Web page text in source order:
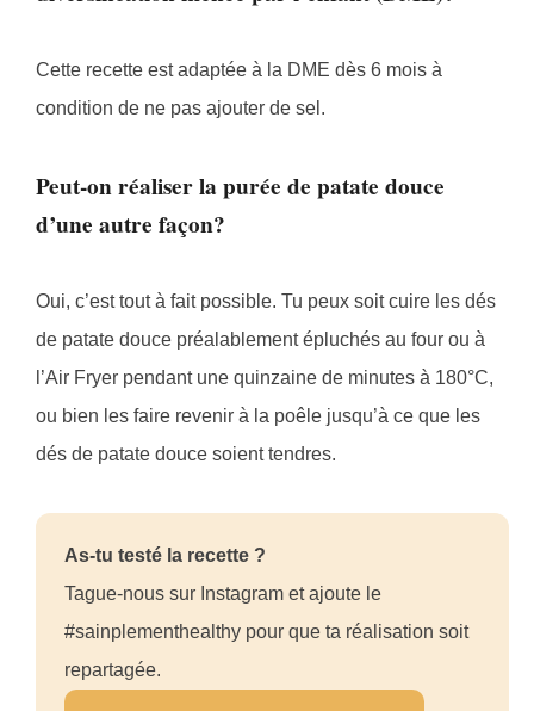
Cette recette est adaptée à la DME dès 6 mois à
condition de ne pas ajouter de sel.
Peut-on réaliser la purée de patate douce
d’une autre façon?
Oui, c’est tout à fait possible. Tu peux soit cuire les dés
de patate douce préalablement épluchés au four ou à
l’Air Fryer pendant une quinzaine de minutes à 180°C,
ou bien les faire revenir à la poêle jusqu’à ce que les
dés de patate douce soient tendres.
As-tu testé la recette ?
Tague-nous sur Instagram et ajoute le
#sainplementhealthy pour que ta réalisation soit
repartagée.